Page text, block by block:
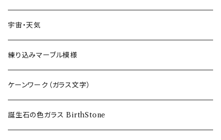
宇宙・天気
練り込みマーブル模様
ケーンワーク（ガラス文字）
誕生石の色ガラス BirthStone